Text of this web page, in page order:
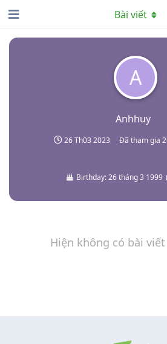
A
Anhhuy
26 Th03 2023 Đã tham gia
Birthday:26 tháng 3 1999 (
Bài viết
Hiện không có bài